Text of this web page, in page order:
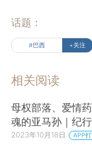
话题：
#巴西 +关注
相关阅读
母权部落、爱情
魂的亚马孙｜纪行
2023年10月18日 APP